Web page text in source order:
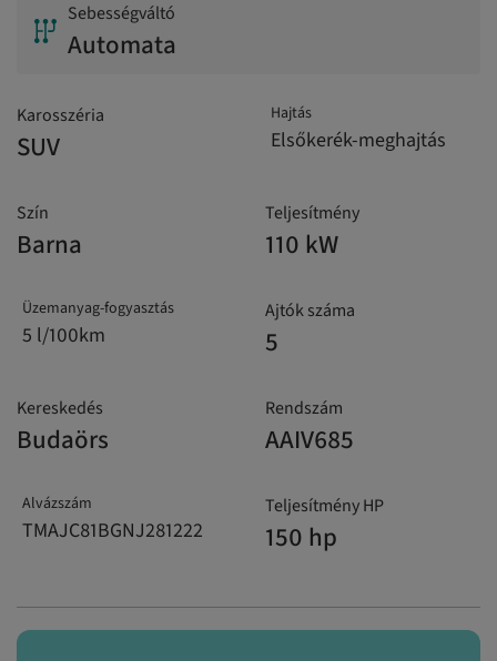
Sebességváltó
Automata
Karosszéria
SUV
Hajtás
Elsőkerék-meghajtás
Szín
Barna
Teljesítmény
110 kW
Üzemanyag-fogyasztás
5 l/100km
Ajtók száma
5
Kereskedés
Budaörs
Rendszám
AAIV685
Alvázszám
TMAJC81BGNJ281222
Teljesítmény HP
150 hp